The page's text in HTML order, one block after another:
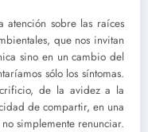
sobre las raíces
que nos invitan
sino en un cambio del
sólo los síntomas.
de la avidez a la
de compartir, en una
simplemente renunciar.